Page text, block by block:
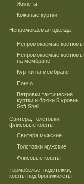
Жилеты
Кожаные куртки
Непромокаемая одежда
Непромокаемые костюмы
Непромокаемые костюмы
на мембране
Куртки на мембране
Пончо
Ветровки,тактические
куртки и брюки 5 уровнь
Soft Shell
Свитера, толстовки,
флисовые кофты
Свитера мужские
Толстовки мужские
Флисовые кофты
Термобелье, подстежки,
кофты под бронижилеты